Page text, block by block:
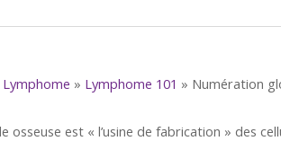
Lymphome » Lymphome 101 » Numération
osseuse est « l’usine de fabrication » des